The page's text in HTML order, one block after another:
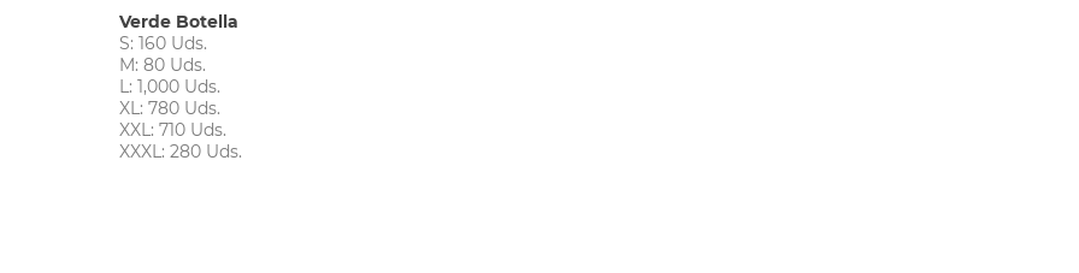
Verde Botella
S: 160 Uds.
M: 80 Uds.
L: 1,000 Uds.
XL: 780 Uds.
XXL: 710 Uds.
XXXL: 280 Uds.